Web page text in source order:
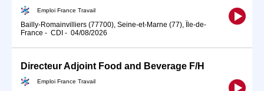
Emploi France Travail
Bailly-Romainvilliers (77700), Seine-et-Marne (77), Île-de-
France - CDI - 04/08/2026
Directeur Adjoint Food and Beverage F/H
Emploi France Travail